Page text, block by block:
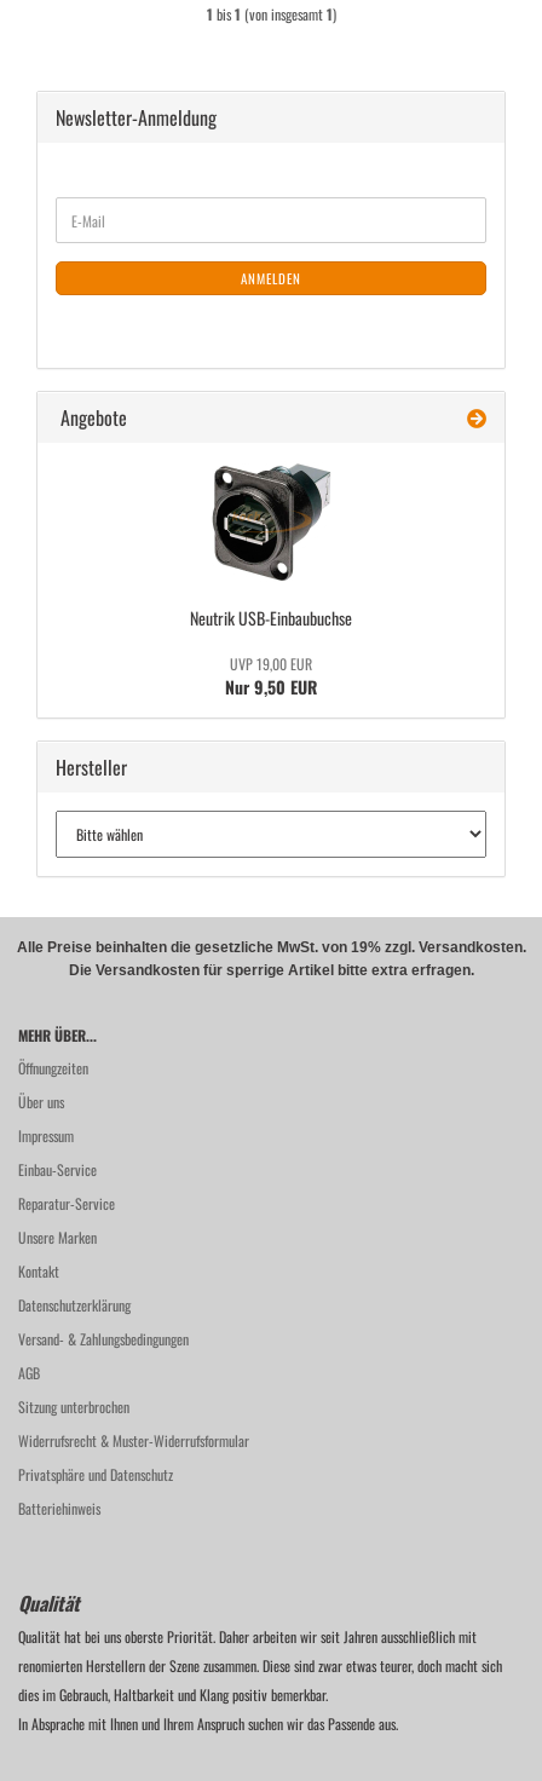
1 bis1 (von insgesamt1)
Newsletter-Anmeldung
ZUR
NEWSLETTER-
ANMELDUNG
E-
Mail
ANMELDEN
Angebote
Neu­trik USB-​Einbaubuchse
UVP 19,00 EUR
Nur 9,50 EUR
Hersteller
Alle Preise beinhalten die gesetzliche MwSt. von 19% zzgl. Versandkosten.
Die Versandkosten für sperrige Artikel bitte extra erfragen.
MEHR ÜBER...
Öffnungzeiten
Über uns
Impressum
Einbau-Service
Reparatur-Service
Unsere Marken
Kontakt
Datenschutzerklärung
Versand- & Zahlungsbedingungen
AGB
Sitzung unterbrochen
Widerrufsrecht & Muster-Widerrufsformular
Privatsphäre und Datenschutz
Batteriehinweis
Qualität
Qualität hat bei uns oberste Priorität. Daher arbeiten wir seit Jahren ausschließlich mit
renomierten Herstellern der Szene zusammen. Diese sind zwar etwas teurer, doch macht sich
dies im Gebrauch, Haltbarkeit und Klang positiv bemerkbar.
In Absprache mit Ihnen und Ihrem Anspruch suchen wir das Passende aus.